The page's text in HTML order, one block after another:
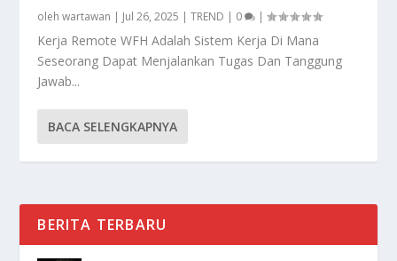
olehwartawan | Jul 26, 2025 |TREND | 0 |
Kerja Remote WFH Adalah Sistem Kerja Di Mana
Seseorang Dapat Menjalankan Tugas Dan Tanggung
Jawab...
BACA SELENGKAPNYA
BERITA TERBARU